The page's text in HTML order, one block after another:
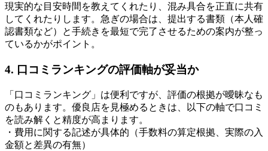
現実的な目安時間を教えてくれたり、混み具合を正直に共有
してくれたりします。急ぎの場合は、提出する書類（本人確
認書類など）と手続きを最短で完了させるための案内が整っ
ているかがポイント。
4. 口コミランキングの評価軸が妥当か
「口コミランキング」は便利ですが、評価の根拠が曖昧なも
のもあります。優良店を見極めるときは、以下の軸で口コミ
を読み解くと精度が高まります。
・費用に関する記述が具体的（手数料の算定根拠、実際の入
金額と差異の有無）